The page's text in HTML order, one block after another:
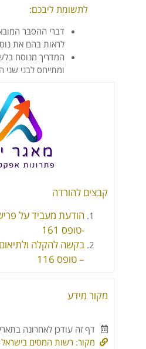
לתשומת ליבכם:
דברי ההסבר
לראות בהם את
המדריך מנוסח
ומתייחס לבני שני
קבצים להורדה
הודעת מעביד על
-טופס 161
בקשה להקלה ולתיאום
– טופס 116
מקור מידע
דף זה עודכן לאחרונה בתאריך
מקור: רשות המסים